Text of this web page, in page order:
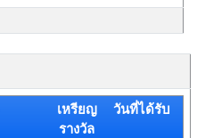
เหรียญ
รางวัล
วันที่ได้รับ